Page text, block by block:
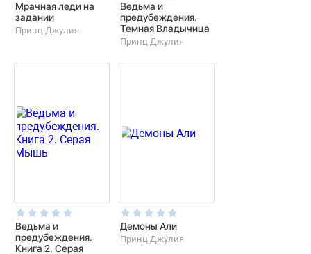
Мрачная леди на
задании
Принц Джулия
Ведьма и
предубеждения.
Темная Владычица
Принц Джулия
Ведьма и
предубеждения.
Книга 2. Серая
Демоны Али
Принц Джулия